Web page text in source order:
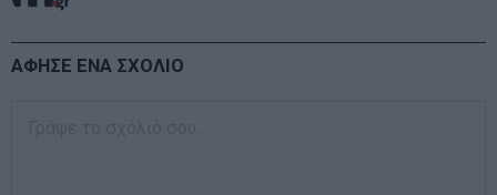
ΑΦΗΣΕ ΕΝΑ ΣΧΟΛΙΟ